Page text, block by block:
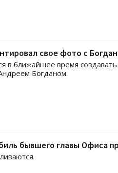
свое фото с
в ближайшее время
Богданом.
бывшего главы Офиса